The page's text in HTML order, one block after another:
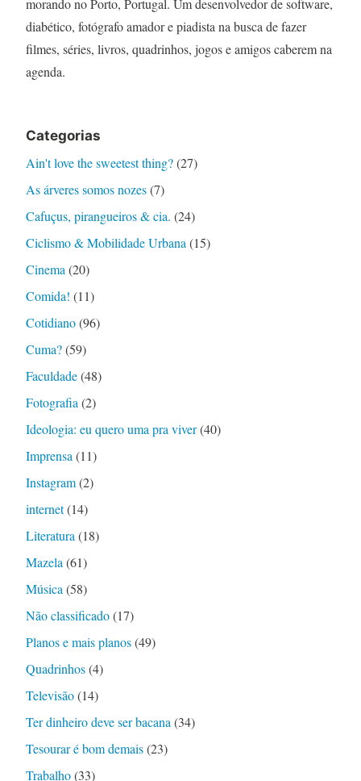
morando no Porto, Portugal. Um desenvolvedor de software,
diabético, fotógrafo amador e piadista na busca de fazer
filmes, séries, livros, quadrinhos, jogos e amigos caberem na
agenda.
Categorias
Ain't love the sweetest thing?(27)
As árveres somos nozes(7)
Cafuçus, pirangueiros & cia. (24)
Ciclismo & Mobilidade Urbana (15)
Cinema (20)
Comida! (11)
Cotidiano(96)
Cuma?(59)
Faculdade(48)
Fotografia (2)
Ideologia: eu quero uma pra viver(40)
Imprensa (11)
Instagram(2)
internet(14)
Literatura (18)
Mazela (61)
Música (58)
Não classificado(17)
Planos e mais planos(49)
Quadrinhos(4)
Televisão(14)
Ter dinheiro deve ser bacana (34)
Tesourar é bom demais(23)
Trabalho(33)